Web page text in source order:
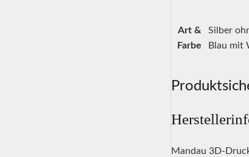
Art &
Farbe
Silber
Blau mit
Mandau 3D-